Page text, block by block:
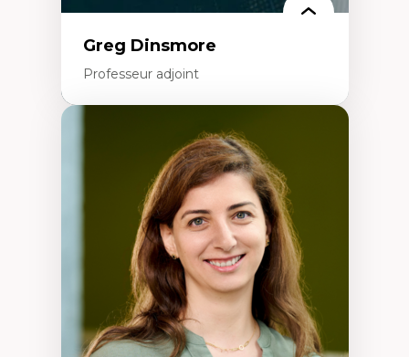
Greg Dinsmore
Professeur adjoint
Fragmentation des auditoires médiatiques
Analyse multi-plateforme des auditoires
médiatiques
Analyse des comportements numériques à
travers les données massives et l’IA
Recherche quantitative et qualitative sur
les auditoires médiatiques
Épistémologie des techniques de recherche
numérique et l’IA
Théorie des droits de la personne
La pensée politique d’Hannah Arendt
La pensée politique à l’ère numérique
Justice internationale et normes
internationales